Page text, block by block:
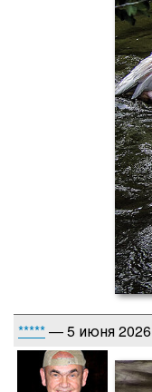
*****— 5 июня 2026